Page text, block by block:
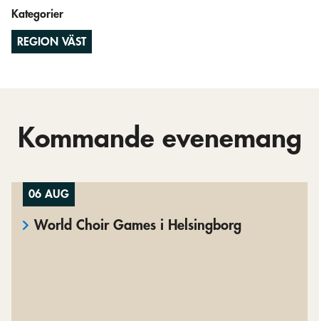
Kategorier
REGION VÄST
Kommande evenemang
06 AUG
World Choir Games i Helsingborg